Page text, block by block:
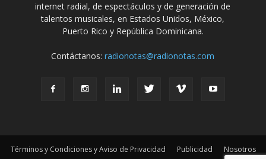
internet radial, de espectáculos y de generación de
talentos musicales, en Estados Unidos, México,
Puerto Rico y República Dominicana.
Contáctanos:radionotas@radionotas.com
Términos y Condiciones y Aviso de Privacidad Publicidad Nosotros